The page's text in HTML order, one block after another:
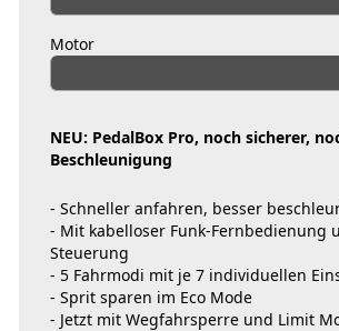
Motor
NEU: PedalBox Pro, noch sicherer,
Beschleunigung
- Schneller anfahren, besser
- Mit kabelloser Funk-Fernbedienung
Steuerung
- 5 Fahrmodi mit je 7 individuellen
- Sprit sparen im Eco Mode
- Jetzt mit Wegfahrsperre und Limit